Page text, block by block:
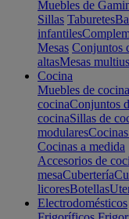
Muebles de
Sillas Taburetes
infantiles
Mesas Conjuntos
altasMesas
Cocina
Muebles de cocina
cocinaConjuntos
cocinaSillas de
modulares
Cocinas a medida
Accesorios de
mesaCubertería
licoresBotellas
Electrodomésticos